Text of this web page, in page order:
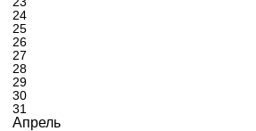
24
25
26
27
28
29
30
31
Апрель